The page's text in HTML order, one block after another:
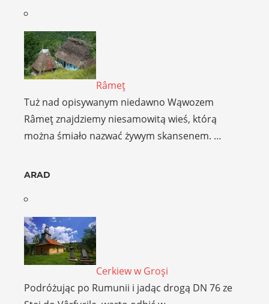
Râmeţ
Tuż nad opisywanym niedawno Wąwozem
Râmeţ znajdziemy niesamowitą wieś, którą
można śmiało nazwać żywym skansenem. …
ARAD
Cerkiew w Groşi
Podróżując po Rumunii i jadąc drogą DN 76 ze